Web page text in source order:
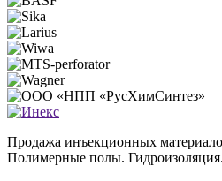
Продажа инъекционных
Полимерные полы. Гидроизоляция.